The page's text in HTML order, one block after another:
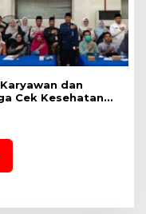
dan
Cek Kesehatan